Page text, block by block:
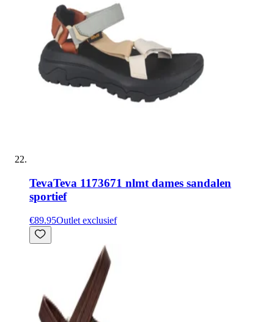
TevaTeva 1173671 nlmt dames sandalen
sportief
€89.95Outlet exclusief